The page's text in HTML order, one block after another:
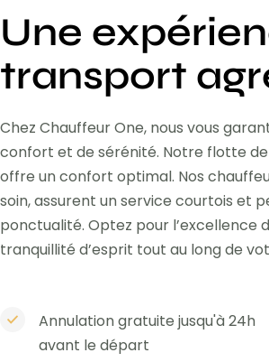
Une
transport
Chez Chauffeur One, nous vous
confort et de sérénité. Notre flotte
offre un confort optimal. Nos
soin, assurent un service courtois et
ponctualité. Optez pour l’excellence
tranquillité d’esprit tout au long de
Annulation gratuite jusqu'à 24h
avant le départ